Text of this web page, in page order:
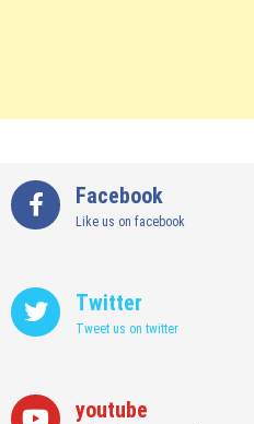
Facebook
Like us on facebook
Twitter
Tweet us on twitter
youtube